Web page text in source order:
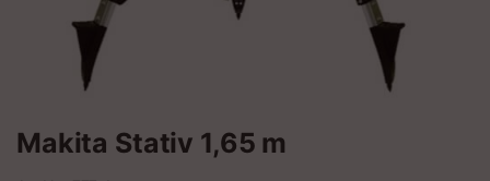
Makita Stativ 1,65 m